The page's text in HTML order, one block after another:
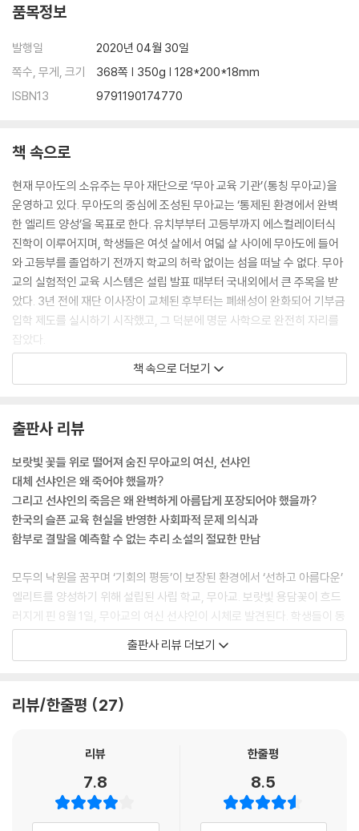
품목정보
발행일
2020년 04월 30일
쪽수, 무게, 크기
368쪽 | 350g | 128*200*18mm
ISBN13
9791190174770
책 속으로
현재 무아도의 소유주는 무아 재단으로 ‘무아 교육 기관’(통칭 무아교)을
운영하고 있다. 무아도의 중심에 조성된 무아교는 ‘통제된 환경에서 완벽
한 엘리트 양성’을 목표로 한다. 유치부부터 고등부까지 에스컬레이터식
진학이 이루어지며, 학생들은 여섯 살에서 여덟 살 사이에 무아도에 들어
와 고등부를 졸업하기 전까지 학교의 허락 없이는 섬을 떠날 수 없다. 무아
교의 실험적인 교육 시스템은 설립 발표 때부터 국내외에서 큰 주목을 받
았다. 3년 전에 재단 이사장이 교체된 후부터는 폐쇄성이 완화되어 기부금
입학 제도를 실시하기 시작했고, 그 덕분에 명문 사학으로 완전히 자리를
잡았다.
--- pp.11-12
그래서 레이는 믿지 않았다. 레이뿐 아니라 모두가 믿지 않았다.
“온실이야, 온실.”
그 외침에 쫓기듯 모두 온실로 향했다. 레이도 주변의 소란스러움에 떠밀
려 온실로 갔다.
고무나무 아래에 선샤인이 누워 있었다.
초록 잔디 위, 보라색 꽃에 파묻혀 두 눈을 부릅뜬 채 위를 바라보며 누운
누구도 샤인에게 다가가지 않았다. 둥그런 원을 그리며 멀찍이 떨어져 샤
인을 바라볼 뿐이었다. 레이도 그 원의 한곳에 서 있었다. 죽은 자의 주변에
는 산 자와 다른 공기가 떠돈다는 것을 그때 처음 알았다.
--- p.33
“난 아버지가 하는 말이 모두 못마땅해. 하지만 하나는 동의해. 우리 삶의
만 돌리는 건 무책임해. 한두 명에게 책임을 지우는 것도 그렇고.”.
평범하다고, 별것 아닌 날들이라고 여겼다. 그래서 마구 흘려보냈다. 엑시
는 후회했다. 이렇게 될 줄 알았으면 아무리 시간이 지나도 떠올릴 수 있게,
순간순간을 억지로라도 꽉꽉 접어 머릿속에 넣어 둘 걸 그랬다. 하지만 아
침 일찍 학교에 가서 수업 시간에 졸고, 매점에서 빵을 사 먹고, 친구들과
책 속으로 더보기
출판사 리뷰
보랏빛 꽃들 위로 떨어져 숨진 무아교의 여신, 선샤인
대체 선샤인은 왜 죽어야 했을까?
그리고 선샤인의 죽음은 왜 완벽하게 아름답게 포장되어야 했을까?
한국의 슬픈 교육 현실을 반영한 사회파적 문제 의식과
함부로 결말을 예측할 수 없는 추리 소설의 절묘한 만남
모두의 낙원을 꿈꾸며 ‘기회의 평등’이 보장된 환경에서 ‘선하고 아름다운’
엘리트를 양성하기 위해 설립된 사립 학교, 무아교. 보랏빛 용담꽃이 흐드
러지게 핀 8월 1일, 무아교의 여신 선샤인이 시체로 발견된다. 학생들이 동
요하는 가운데 학교는 별일 아니라는 듯 선샤인의 장례를 하루 만에 마무
리 지어 버린다. 다음 날, 학교 곳곳에 ‘내가 선샤인을 죽였습니다.’라는 메
는 판도라의 상자가 열리고, 부조리한 속사정과 비극적인 사연들이 서서히
문 사학을 배경으로 펼쳐지는 흥미진진 미스터리
육지에서 가장 먼 섬, 무아도. 허가받은 사람만이 들어갈 수 있는 그곳에
출판사 리뷰 더보기
리뷰/한줄평 27
리뷰
7.8
한줄평
8.5